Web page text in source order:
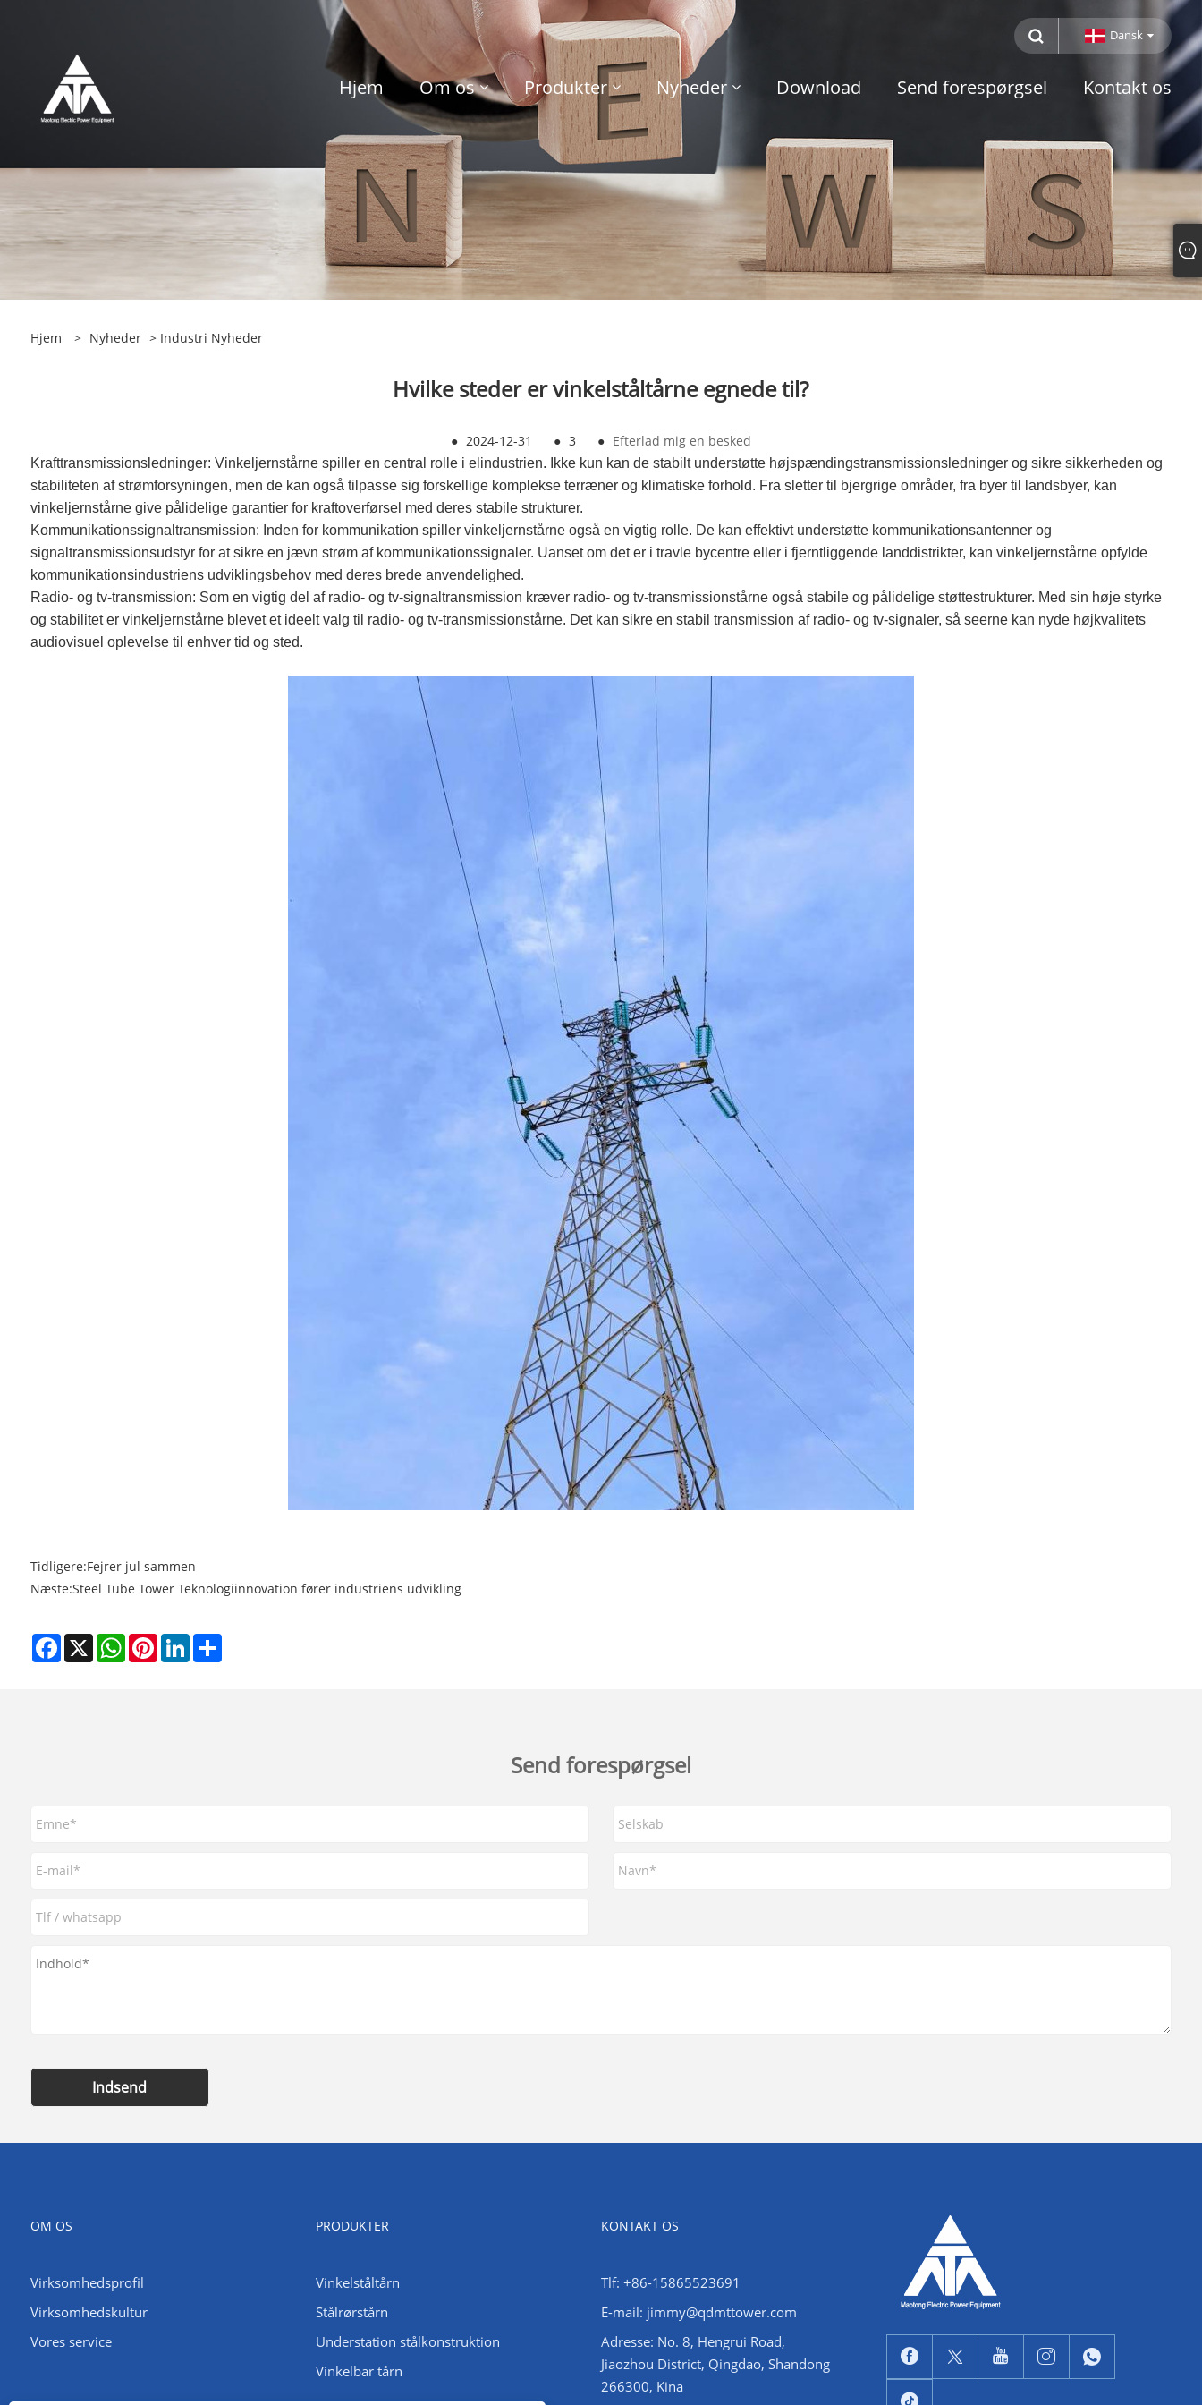
Dansk
Hjem Om os Produkter Nyheder Download Send forespørgsel Kontakt os
Hjem > Nyheder > Industri Nyheder
Hvilke steder er vinkelståltårne ​​egnede til?
● 2024-12-31 ● 3 ● Efterlad mig en besked
Krafttransmissionsledninger: Vinkeljernstårne ​​spiller en central rolle i elindustrien. Ikke kun kan de stabilt understøtte højspændingstransmissionsledninger og sikre sikkerheden og
stabiliteten af ​​strømforsyningen, men de kan også tilpasse sig forskellige komplekse terræner og klimatiske forhold. Fra sletter til bjergrige områder, fra byer til landsbyer, kan
vinkeljernstårne ​​give pålidelige garantier for kraftoverførsel med deres stabile strukturer.
Kommunikationssignaltransmission: Inden for kommunikation spiller vinkeljernstårne ​​også en vigtig rolle. De kan effektivt understøtte kommunikationsantenner og
signaltransmissionsudstyr for at sikre en jævn strøm af kommunikationssignaler. Uanset om det er i travle bycentre eller i fjerntliggende landdistrikter, kan vinkeljernstårne ​​opfylde
kommunikationsindustriens udviklingsbehov med deres brede anvendelighed.
Radio- og tv-transmission: Som en vigtig del af radio- og tv-signaltransmission kræver radio- og tv-transmissionstårne ​​også stabile og pålidelige støttestrukturer. Med sin høje styrke
og stabilitet er vinkeljernstårne ​​blevet et ideelt valg til radio- og tv-transmissionstårne. Det kan sikre en stabil transmission af radio- og tv-signaler, så seerne kan nyde højkvalitets
audiovisuel oplevelse til enhver tid og sted.
Tidligere:Fejrer jul sammen
Næste:Steel Tube Tower Teknologiinnovation fører industriens udvikling
Facebook
X WhatsAppPinterestLinkedInShare
Send forespørgsel
Indsend
OM OS
Virksomhedsprofil
Virksomhedskultur
Vores service
PRODUKTER
Vinkelståltårn
Stålrørstårn
Understation stålkonstruktion
Vinkelbar tårn
KONTAKT OS
Tlf: +86-15865523691
E-mail: jimmy@qdmttower.com
Adresse: No. 8, Hengrui Road,
Jiaozhou District, Qingdao, Shandong
266300, Kina